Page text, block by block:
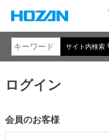
サイト内検索
ログイン
会員のお客様